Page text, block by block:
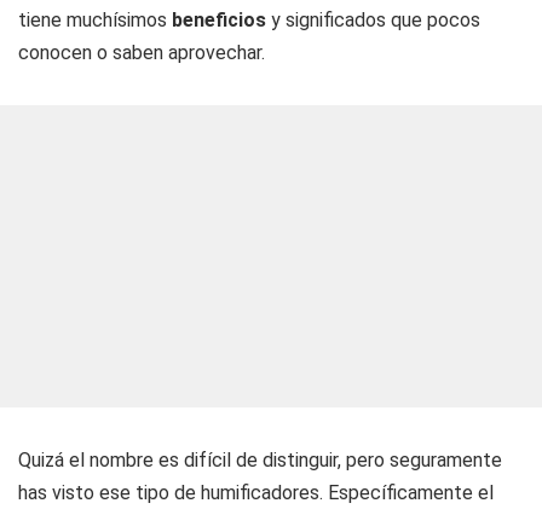
tiene muchísimos beneficios y significados que pocos
conocen o saben aprovechar.
Quizá el nombre es difícil de distinguir, pero seguramente
has visto ese tipo de humificadores. Específicamente el